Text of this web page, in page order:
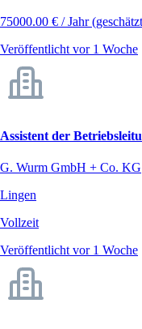
75000.00 € / Jahr
Veröffentlicht vor 1 Woche
Assistent der
G. Wurm GmbH + Co. KG
Lingen
Vollzeit
Veröffentlicht vor 1 Woche